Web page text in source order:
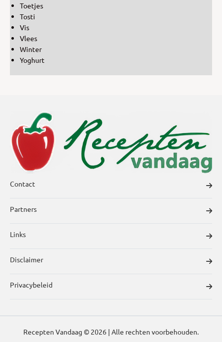
Toetjes
Tosti
Vis
Vlees
Winter
Yoghurt
Contact
Partners
Links
Disclaimer
Privacybeleid
Recepten Vandaag © 2026 | Alle rechten voorbehouden.